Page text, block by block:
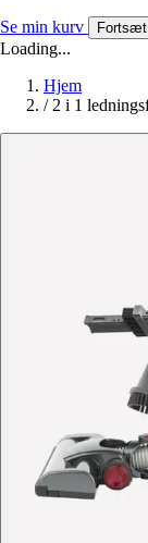
Se min kurv Fortsæt
Loading...
Hjem
/ 2 i 1